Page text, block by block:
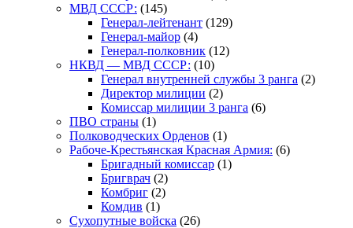
МВД СССР: (145)
Генерал-лейтенант (129)
Генерал-майор (4)
Генерал-полковник (12)
НКВД — МВД СССР: (10)
Генерал внутренней службы 3 ранга (2)
Директор милиции (2)
Комиссар милиции 3 ранга (6)
ПВО страны (1)
Полководческих Орденов (1)
Рабоче-Крестьянская Красная Армия: (6)
Бригадный комиссар (1)
Бригврач (2)
Комбриг (2)
Комдив (1)
Сухопутные войска (26)